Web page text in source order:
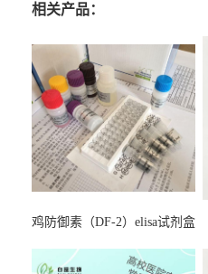
相关产品：
鸡防御素（DF-2）elisa试剂盒